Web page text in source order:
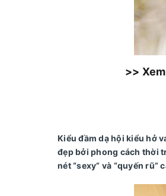
>>
Kiểu đầm dạ hội kiểu hở
đẹp bởi phong cách thời
nét “sexy” và “quyến rũ”